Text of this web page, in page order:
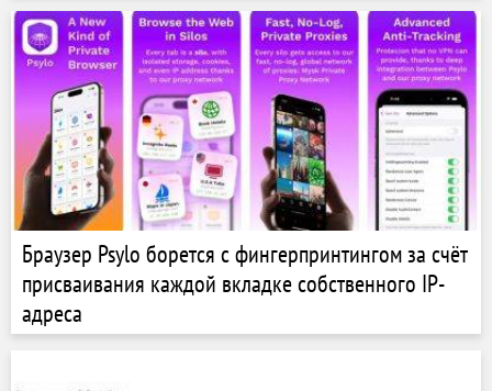
Браузер Psylo борется с фингерпринтингом за счёт
присваивания каждой вкладке собственного IP-
адреса